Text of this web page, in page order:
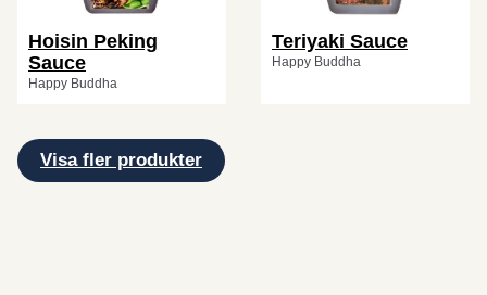
Hoisin Peking
Sauce
Happy Buddha
Teriyaki Sauce
Happy Buddha
Visa fler produkter